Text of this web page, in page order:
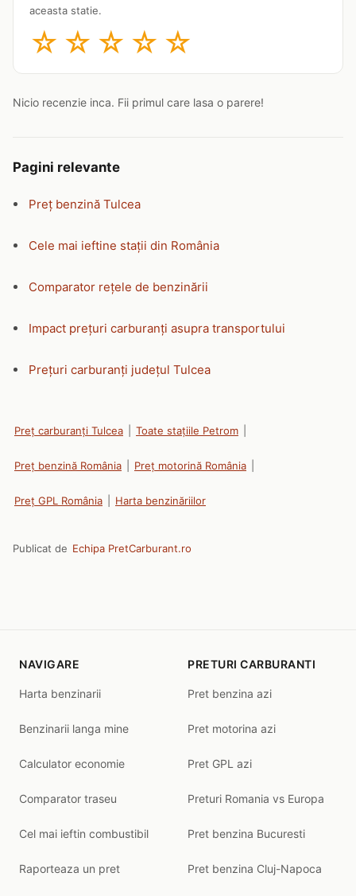
aceasta statie.
☆ ☆ ☆ ☆ ☆
Nicio recenzie inca. Fii primul care lasa o parere!
Pagini relevante
Preț benzină Tulcea
Cele mai ieftine stații din România
Comparator rețele de benzinării
Impact prețuri carburanți asupra transportului
Prețuri carburanți județul Tulcea
Preț carburanți Tulcea Toate stațiile Petrom
Preț benzină România Preț motorină România
Preț GPL România Harta benzinăriilor
Publicat de Echipa PretCarburant.ro
NAVIGARE
Harta benzinarii
Benzinarii langa mine
Calculator economie
Comparator traseu
Cel mai ieftin combustibil
Raporteaza un pret
PRETURI CARBURANTI
Pret benzina azi
Pret motorina azi
Pret GPL azi
Preturi Romania vs Europa
Pret benzina Bucuresti
Pret benzina Cluj-Napoca